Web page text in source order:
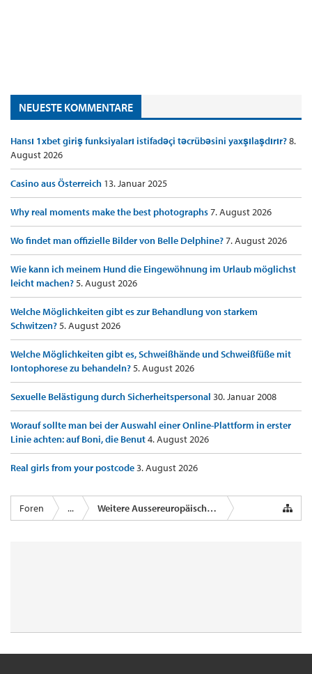
NEUESTE KOMMENTARE
Hansı 1xbet giriş funksiyaları istifadəçi təcrübəsini yaxşılaşdırır?8.
August 2026
Casino aus Österreich 13. Januar 2025
Why real moments make the best photographs7. August 2026
Wo findet man offizielle Bilder von Belle Delphine?7. August 2026
Wie kann ich meinem Hund die Eingewöhnung im Urlaub möglichst
leicht machen?5. August 2026
Welche Möglichkeiten gibt es zur Behandlung von starkem
Schwitzen?5. August 2026
Welche Möglichkeiten gibt es, Schweißhände und Schweißfüße mit
Iontophorese zu behandeln?5. August 2026
Sexuelle Belästigung durch Sicherheitspersonal 30. Januar 2008
Worauf sollte man bei der Auswahl einer Online-Plattform in erster
Linie achten: auf Boni, die Benut4. August 2026
Real girls from your postcode3. August 2026
Foren ... Weitere Aussereuropäische Airlines